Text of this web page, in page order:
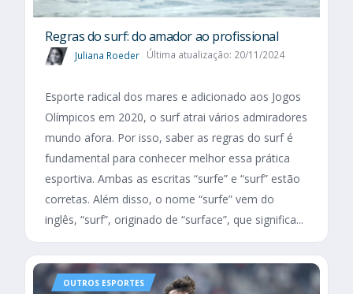
Regras do surf: do amador ao profissional
Juliana Roeder Última atualização: 20/11/2024
Esporte radical dos mares e adicionado aos Jogos
Olímpicos em 2020, o surf atrai vários admiradores
mundo afora. Por isso, saber as regras do surf é
fundamental para conhecer melhor essa prática
esportiva. Ambas as escritas “surfe” e “surf” estão
corretas. Além disso, o nome “surfe” vem do
inglês, “surf”, originado de “surface”, que significa...
OUTROS ESPORTES